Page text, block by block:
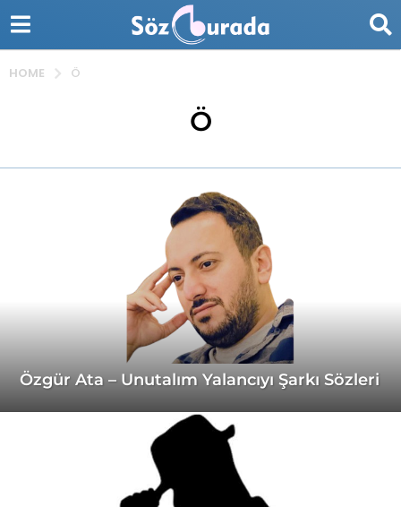
HOME Ö
Ö
Özgür Ata – Unutalım Yalancıyı Şarkı Sözleri